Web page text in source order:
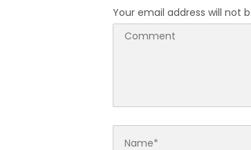
Your email address will not